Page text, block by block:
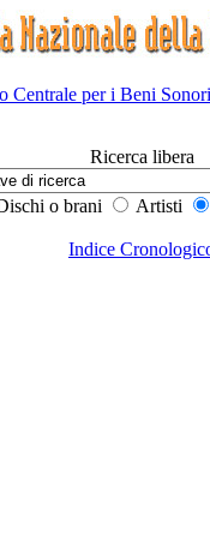
Centrale per i Beni
Ricerca libera
o brani Artisti
Indice